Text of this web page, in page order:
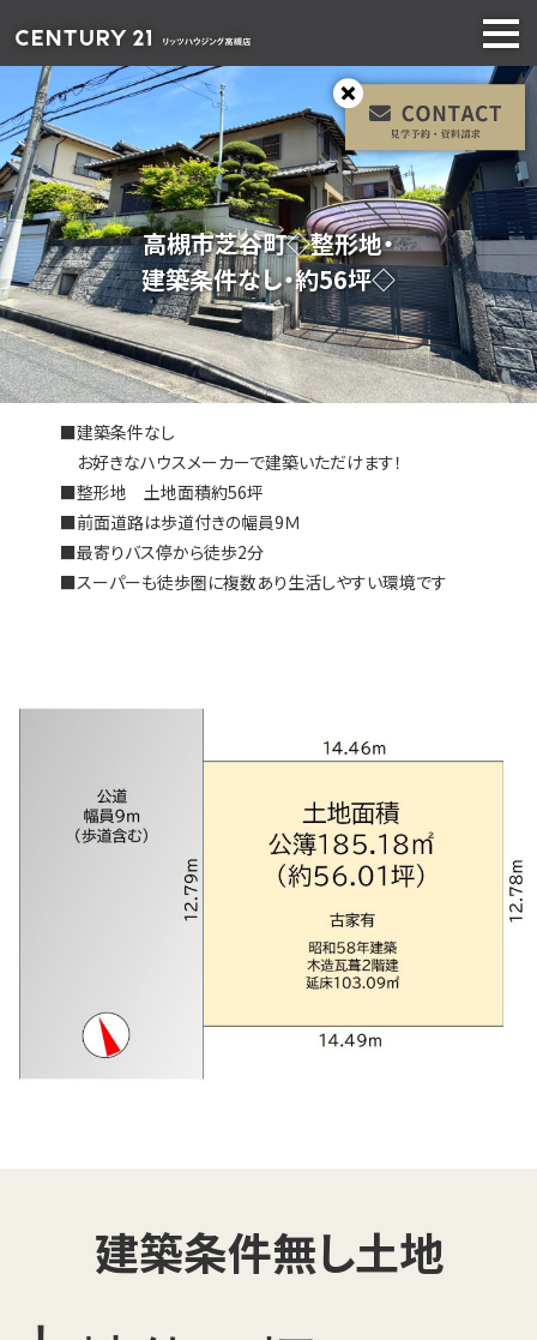
高槻市芝谷町◇整形地・
建築条件なし・約56坪◇
■建築条件なし
お好きなハウスメーカーで建築いただけます！
■整形地 土地面積約56坪
■前面道路は歩道付きの幅員9Ｍ
■最寄りバス停から徒歩2分
■スーパーも徒歩圏に複数あり生活しやすい環境です
建築条件無し土地